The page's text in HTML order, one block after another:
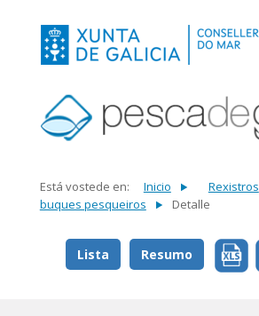
Está vostede en: Inicio Rexistros
buques pesqueiros
Detalle
Lista Resumo